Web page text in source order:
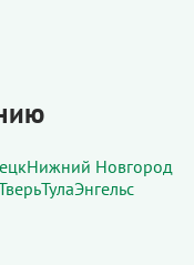
Нижний Новгород
ТулаЭнгельс